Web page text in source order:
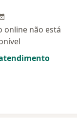
online não está